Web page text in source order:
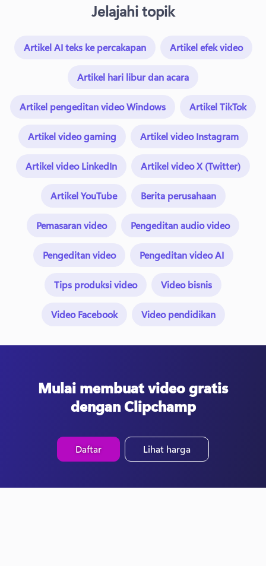
Jelajahi topik
Artikel AI teks ke percakapan Artikel efek video
Artikel hari libur dan acara
Artikel pengeditan video Windows Artikel TikTok
Artikel video gaming Artikel video Instagram
Artikel video LinkedIn Artikel video X (Twitter)
Artikel YouTube Berita perusahaan
Pemasaran video Pengeditan audio video
Pengeditan video Pengeditan video AI
Tips produksi video Video bisnis
Video Facebook Video pendidikan
Mulai membuat video gratis
dengan Clipchamp
Daftar Lihat harga